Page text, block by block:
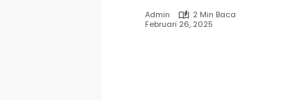
Admin
2 Min Baca
Februari 26, 2025